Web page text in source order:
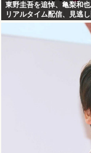
東野圭吾を追悼、亀梨和
リアルタイム配信、見逃